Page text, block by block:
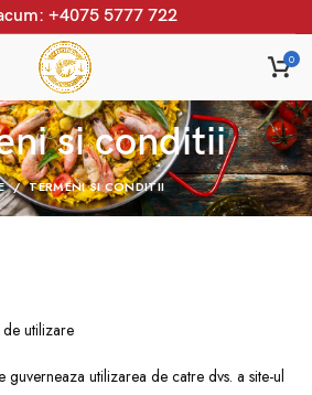
+4075 5777 722
0
si conditii
TERMENI SI CONDITII
utilizare
guverneaza utilizarea de catre dvs. a site-ul